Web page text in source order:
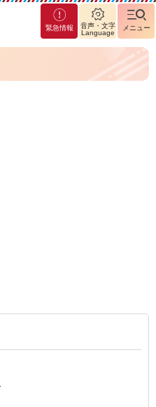
緊急情報
音声・文字
Language
メニュー